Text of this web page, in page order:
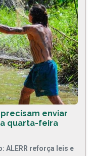
enviar
quarta-feira
ALERR reforça leis e